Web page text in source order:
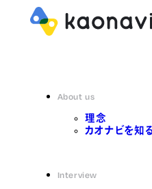
About us
理念
カオナビを知
Interview